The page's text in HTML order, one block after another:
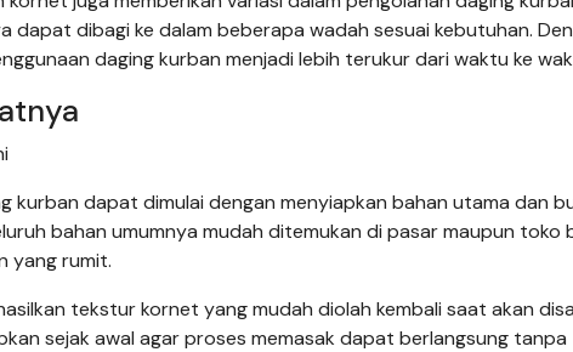
dapat dibagi ke dalam beberapa wadah sesuai kebutuhan.
daging kurban menjadi lebih terukur dari waktu ke
kurban dapat dimulai dengan menyiapkan bahan utama dan
bahan umumnya mudah ditemukan di pasar maupun toko
yang rumit.
tekstur kornet yang mudah diolah kembali saat akan
sejak awal agar proses memasak dapat berlangsung tanpa